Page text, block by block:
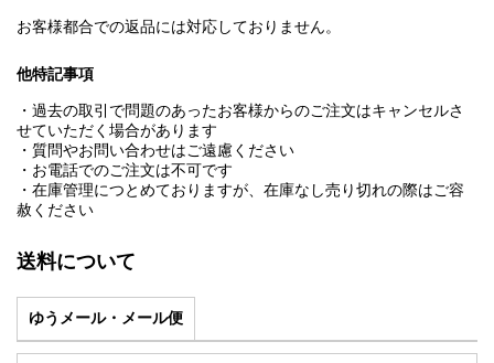
お客様都合での返品には対応しておりません。
他特記事項
・過去の取引で問題のあったお客様からのご注文はキャンセルさ
せていただく場合があります
・質問やお問い合わせはご遠慮ください
・お電話でのご注文は不可です
・在庫管理につとめておりますが、在庫なし売り切れの際はご容
赦ください
送料について
ゆうメール・メール便